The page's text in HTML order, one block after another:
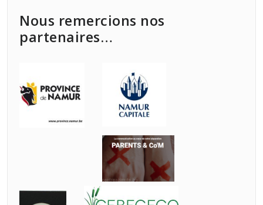
Nous remercions nos
partenaires…